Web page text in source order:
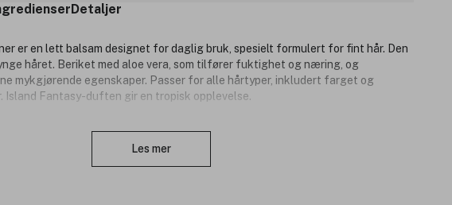
Detaljer
er en lett balsam designet for daglig bruk, spesielt formulert for fint hår. Den
håret. Beriket med aloe vera, som tilfører fuktighet og næring, og
mykgjørende egenskaper. Passer for alle hårtyper, inkludert farget og
Island Fantasy-duften gir en tropisk opplevelse.
Les mer